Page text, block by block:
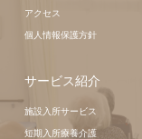
アクセス
個人情報保護方針
サービス紹介
施設入所サービス
短期入所療養介護